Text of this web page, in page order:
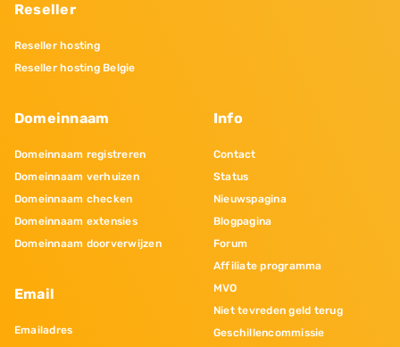
Reseller
Reseller hosting
Reseller hosting Belgie
Domeinnaam
Domeinnaam registreren
Domeinnaam verhuizen
Domeinnaam checken
Domeinnaam extensies
Domeinnaam doorverwijzen
Email
Emailadres
Info
Contact
Status
Nieuwspagina
Blogpagina
Forum
Affiliate programma
MVO
Niet tevreden geld terug
Geschillencommissie